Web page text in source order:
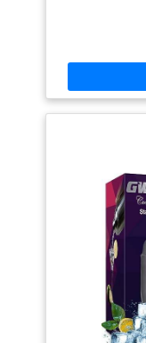
Pratique à